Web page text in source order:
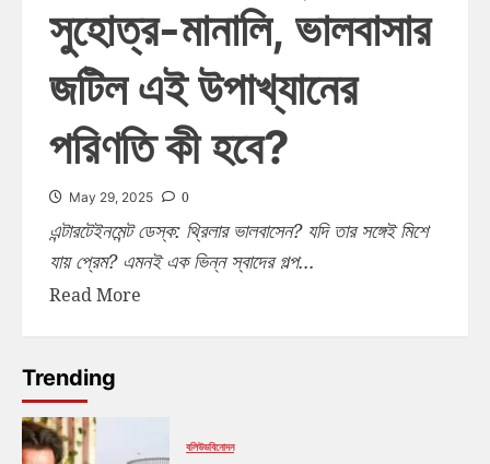
সুহোত্র-মানালি, ভালবাসার
জটিল এই উপাখ্যানের
পরিণতি কী হবে?
May 29, 2025 0
এন্টারটেইনমেন্ট ডেস্ক: থ্রিলার ভালবাসেন? যদি তার সঙ্গেই মিশে
যায় প্রেম? এমনই এক ভিন্ন স্বাদের গল্প...
Read More
Trending
বলিউডবিনোদন